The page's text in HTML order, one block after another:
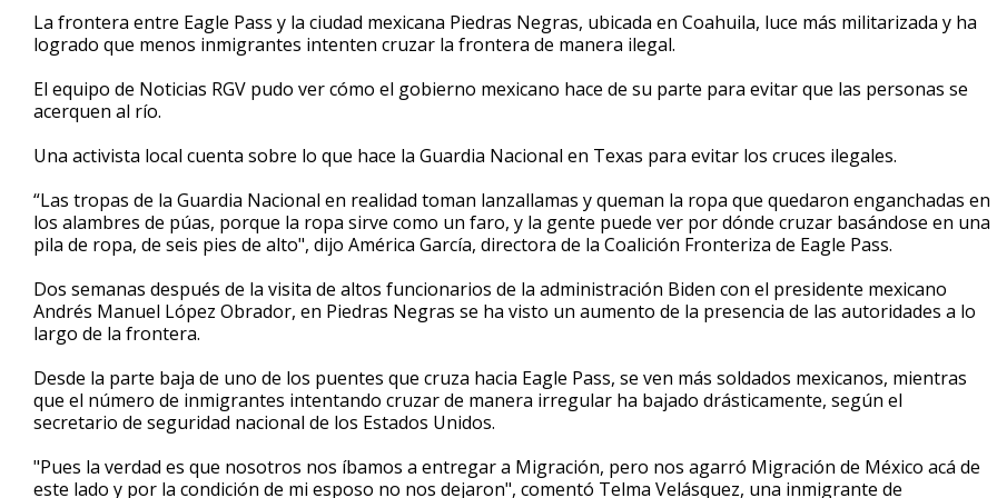
2
minutes,
54
90%
La frontera entre Eagle Pass y la ciudad mexicana Piedras Negras, ubicada en Coahuila, luce más militarizada y ha
logrado que menos inmigrantes intenten cruzar la frontera de manera ilegal.
El equipo de Noticias RGV pudo ver cómo el gobierno mexicano hace de su parte para evitar que las personas se
acerquen al río.
Una activista local cuenta sobre lo que hace la Guardia Nacional en Texas para evitar los cruces ilegales.
“Las tropas de la Guardia Nacional en realidad toman lanzallamas y queman la ropa que quedaron enganchadas en
los alambres de púas, porque la ropa sirve como un faro, y la gente puede ver por dónde cruzar basándose en una
pila de ropa, de seis pies de alto", dijo América García, directora de la Coalición Fronteriza de Eagle Pass.
Dos semanas después de la visita de altos funcionarios de la administración Biden con el presidente mexicano
Andrés Manuel López Obrador, en Piedras Negras se ha visto un aumento de la presencia de las autoridades a lo
largo de la frontera.
Desde la parte baja de uno de los puentes que cruza hacia Eagle Pass, se ven más soldados mexicanos, mientras
que el número de inmigrantes intentando cruzar de manera irregular ha bajado drásticamente, según el
secretario de seguridad nacional de los Estados Unidos.
"Pues la verdad es que nosotros nos íbamos a entregar a Migración, pero nos agarró Migración de México acá de
este lado y por la condición de mi esposo no nos dejaron", comentó Telma Velásquez, una inmigrante de